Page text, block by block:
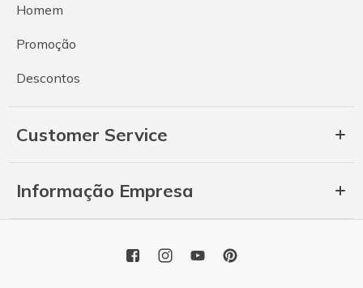
Homem
Promoção
Descontos
Customer Service
Informação Empresa